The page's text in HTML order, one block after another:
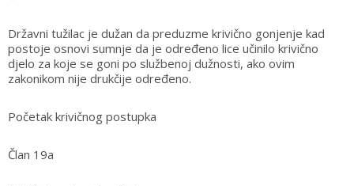
Državni tužilac je dužan da preduzme krivično gonjenje kad
postoje osnovi sumnje da je određeno lice učinilo krivično
djelo za koje se goni po službenoj dužnosti, ako ovim
zakonikom nije drukčije određeno.
Početak krivičnog postupka
Član 19a